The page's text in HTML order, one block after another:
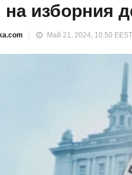
на изборния
Май 21, 2024, 10:50 EEST